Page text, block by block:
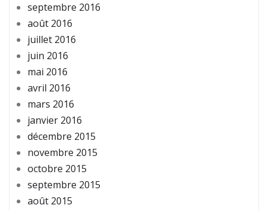
septembre 2016
août 2016
juillet 2016
juin 2016
mai 2016
avril 2016
mars 2016
janvier 2016
décembre 2015
novembre 2015
octobre 2015
septembre 2015
août 2015